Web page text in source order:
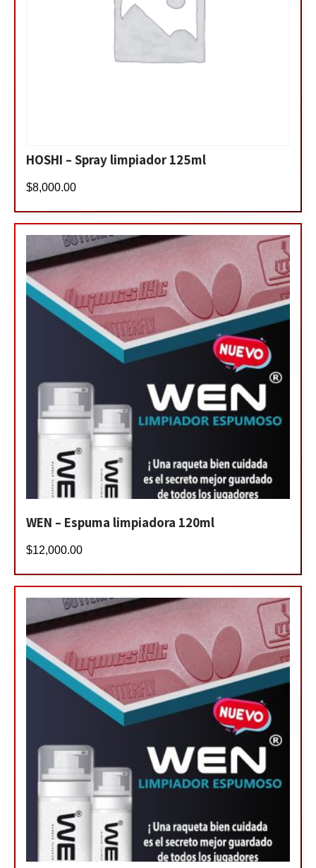
HOSHI – Spray limpiador 125ml
$8,000.00
WEN – Espuma limpiadora 120ml
$12,000.00